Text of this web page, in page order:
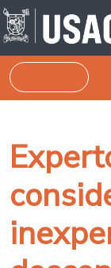
Pasar al contenido
Buscar